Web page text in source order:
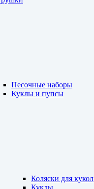
Песочные наборы
Куклы и пупсы
Коляски для кукол
Куклы